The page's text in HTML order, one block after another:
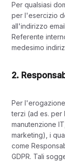
Per qualsiasi
per l'esercizio
all'indirizzo
Referente
medesimo
2.
Per
terzi (ad es. per
manutenzione
marketing), i
come
GDPR. Tali